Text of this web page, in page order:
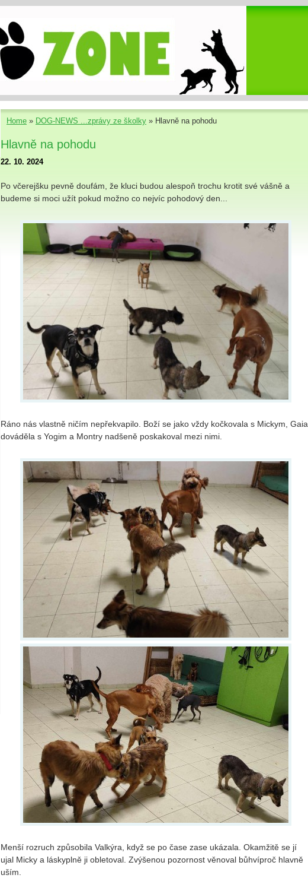
Home » DOG-NEWS ...zprávy ze školky » Hlavně na pohodu
Hlavně na pohodu
22. 10. 2024
Po včerejšku pevně doufám, že kluci budou alespoň trochu krotit své vášně a
budeme si moci užít pokud možno co nejvíc pohodový den...
Ráno nás vlastně ničím nepřekvapilo. Boží se jako vždy kočkovala s Mickym, Gaia
dováděla s Yogim a Montry nadšeně poskakoval mezi nimi.
Menší rozruch způsobila Valkýra, když se po čase zase ukázala. Okamžitě se jí
ujal Micky a láskyplně ji obletoval. Zvýšenou pozornost věnoval bůhvíproč hlavně
uším.